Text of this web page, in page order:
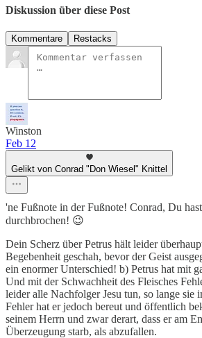
Diskussion über diese Post
Kommentare Restacks
Winston
Feb 12
Gelikt von Conrad "Don Wiesel" Knittel
'ne Fußnote in der Fußnote! Conrad, Du
durchbrochen! 😉
Dein Scherz über Petrus hält leider
Begebenheit geschah, bevor der Geist
ein enormer Unterschied! b) Petrus hat mit
Und mit der Schwachheit des Fleisches
leider alle Nachfolger Jesu tun, so lange sie
Fehler hat er jedoch bereut und öffentlich
seinem Herrn und zwar derart, dass er am
Überzeugung starb, als abzufallen.